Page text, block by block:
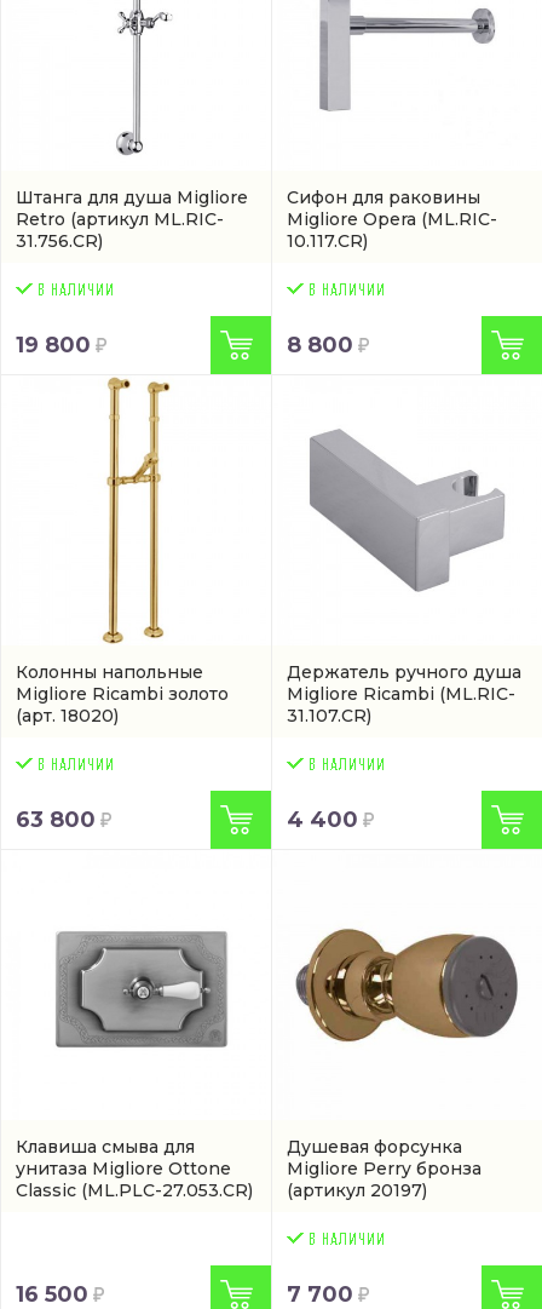
Штанга для душа Migliore
Retro (артикул ML.RIC-
31.756.CR)
19 800
Сифон для раковины
Migliore Opera (ML.RIC-
10.117.CR)
8 800
Колонны напольные
Migliore Ricambi золото
(арт. 18020)
63 800
Держатель ручного душа
Migliore Ricambi (ML.RIC-
31.107.CR)
4 400
Клавиша смыва для
унитаза Migliore Ottone
Classic (ML.PLC-27.053.CR)
16 500
Душевая форсунка
Migliore Perry бронза
(артикул 20197)
7 700